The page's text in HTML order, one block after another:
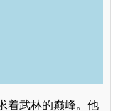
着武林的巅峰。他